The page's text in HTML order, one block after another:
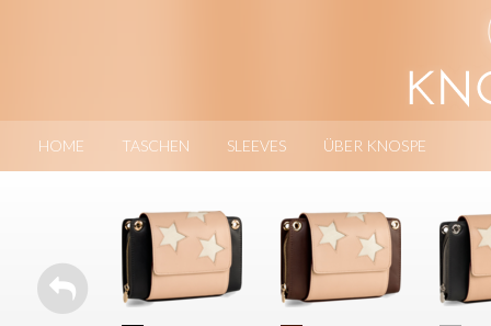
HOME TASCHEN SLEEVES ÜBER KNOSPE